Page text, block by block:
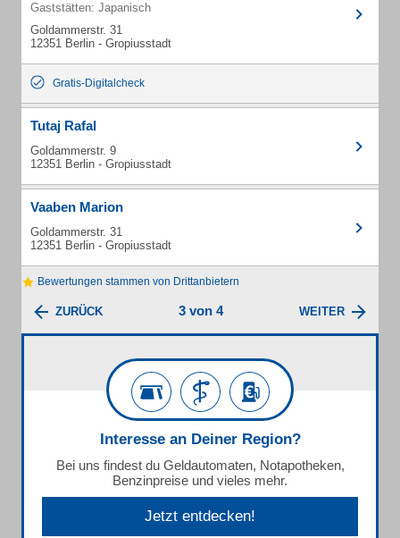
Gaststätten: Japanisch
Goldammerstr. 31
12351 Berlin - Gropiusstadt
Gratis-Digitalcheck
Tutaj Rafal
Goldammerstr. 9
12351 Berlin - Gropiusstadt
Vaaben Marion
Goldammerstr. 31
12351 Berlin - Gropiusstadt
Bewertungen stammen von Drittanbietern
ZURÜCK 3 von 4 WEITER
Interesse an Deiner Region?
Bei uns findest du Geldautomaten, Notapotheken,
Benzinpreise und vieles mehr.
Jetzt entdecken!